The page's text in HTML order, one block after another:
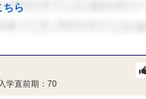
ちら
学直前期：70